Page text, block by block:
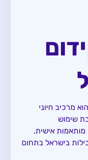
מרכיב חיוני
שימוש
מותאמות אישית.
בישראל בתחום